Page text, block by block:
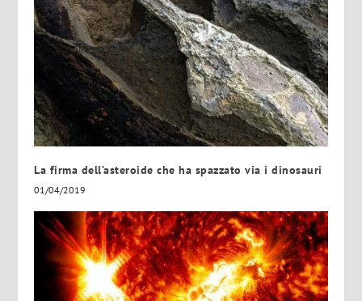
La firma dell’asteroide che ha spazzato via i dinosauri
01/04/2019